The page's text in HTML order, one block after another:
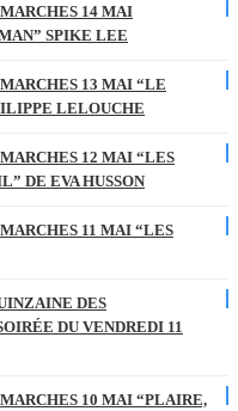
14 MAI
SPIKE LEE
13 MAI “LE
LELOUCHE
12 MAI “LES
DE EVA HUSSON
11 MAI “LES
DES
DU VENDREDI 11
10 MAI “PLAIRE,